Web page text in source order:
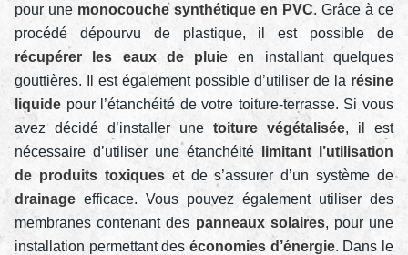
pour une monocouche synthétique en PVC. Grâce à ce
procédé dépourvu de plastique, il est possible de
récupérer les eaux de pluie en installant quelques
gouttières. Il est également possible d’utiliser de la résine
liquide pour l’étanchéité de votre toiture-terrasse. Si vous
avez décidé d’installer une toiture végétalisée, il est
nécessaire d’utiliser une étanchéité limitant l’utilisation
de produits toxiqueset de s’assurer d’un système de
drainage efficace. Vous pouvez également utiliser des
membranes contenant des panneaux solaires, pour une
installation permettant des économies d’énergie. Dans le